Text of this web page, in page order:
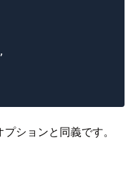
プションと同義です。